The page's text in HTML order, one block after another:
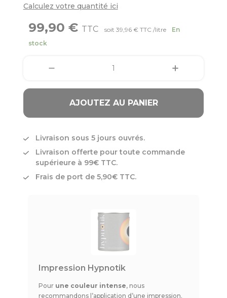
Calculez votre quantité ici
99,90 € TTC soit 39,96 € TTC /litre
En
stock
AJOUTEZ AU PANIER
Livraison sous 5 jours ouvrés.
Livraison offerte pour toute commande
supérieure à 99€ TTC.
Frais de port de 5,90€ TTC.
Impression Hypnotik
Pour une couleur intense, nous
recommandons l’application d’une impression.